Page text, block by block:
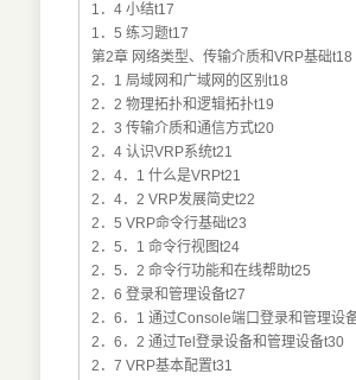
1．4 小结t17
1．5 练习题t17
第2章 网络类型、传输介质和VRP基础t18
2．1 局域网和广域网的区别t18
2．2 物理拓扑和逻辑拓扑t19
2．3 传输介质和通信方式t20
2．4 认识VRP系统t21
2．4．1 什么是VRPt21
2．4．2 VRP发展简史t22
2．5 VRP命令行基础t23
2．5．1 命令行视图t24
2．5．2 命令行功能和在线帮助t25
2．6 登录和管理设备t27
2．6．1 通过Console端口登录和管理设
2．6．2 通过Tel登录设备和管理设备t30
2．7 VRP基本配置t31